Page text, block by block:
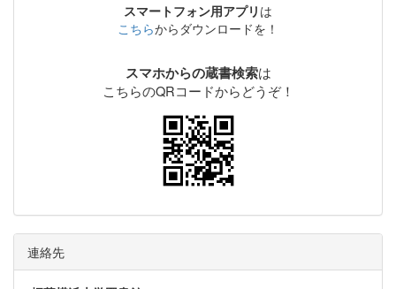
スマートフォン用アプリ は
こちらからダウンロードを！
スマホからの蔵書検索は
こちらのQRコードからどうぞ！
連絡先